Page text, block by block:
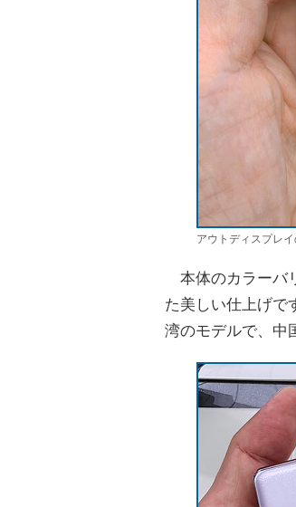
アウトディスプレ
本体のカラーバ
た美しい仕上げで
湾のモデルで、中